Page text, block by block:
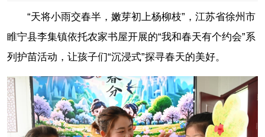
“天将小雨交春半，嫩芽初上杨柳枝”，江苏省徐州市
睢宁县李集镇依托农家书屋开展的“我和春天有个约会”系
列护苗活动，让孩子们“沉浸式”探寻春天的美好。